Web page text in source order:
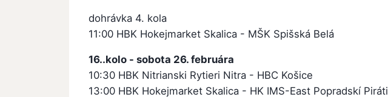
dohrávka 4. kola
11:00 HBK Hokejmarket Skalica - MŠK Spišská Belá
16..kolo - sobota 26. februára
10:30 HBK Nitrianski Rytieri Nitra - HBC Košice
13:00 HBK Hokejmarket Skalica - HK IMS-East Popradskí Piráti